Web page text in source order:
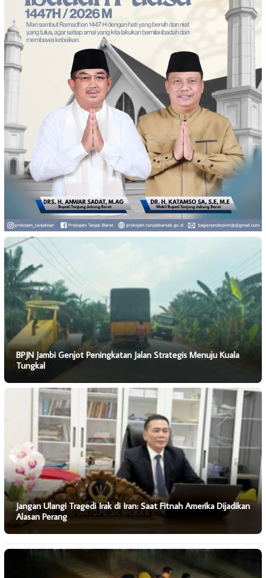
BPJN Jambi Genjot Peningkatan Jalan Strategis Menuju Kuala
Tungkal
Jangan Ulangi Tragedi Irak di Iran: Saat Fitnah Amerika Dijadikan
Alasan Perang